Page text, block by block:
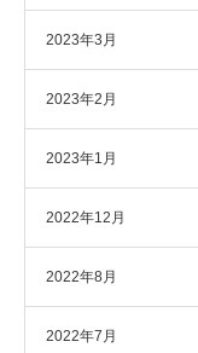
2023年3月
2023年2月
2023年1月
2022年12月
2022年8月
2022年7月